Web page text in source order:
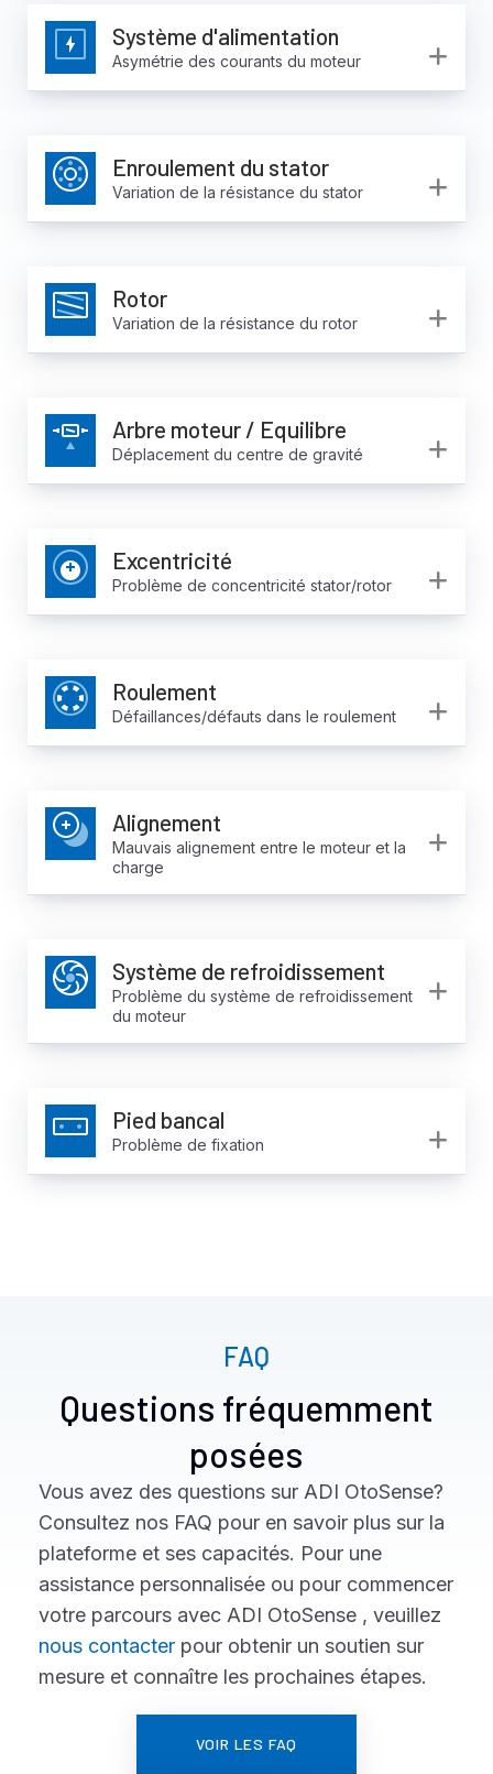
Système d'alimentation
Asymétrie des courants du moteur
Enroulement du stator
Variation de la résistance du stator
Rotor
Variation de la résistance du rotor
Arbre moteur / Equilibre
Déplacement du centre de gravité
Excentricité
Problème de concentricité stator/rotor
Roulement
Défaillances/défauts dans le roulement
Alignement
Mauvais alignement entre le moteur et la
charge
Système de refroidissement
Problème du système de refroidissement
du moteur
Pied bancal
Problème de fixation
FAQ
Questions fréquemment
posées
Vous avez des questions sur ADI OtoSense?
Consultez nos FAQ pour en savoir plus sur la
plateforme et ses capacités. Pour une
assistance personnalisée ou pour commencer
votre parcours avec ADI OtoSense , veuillez
nous contacter pour obtenir un soutien sur
mesure et connaître les prochaines étapes.
VOIR LES FAQ